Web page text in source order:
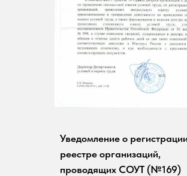
Уведомление о
реестре организаций,
проводящих СОУТ (№169)